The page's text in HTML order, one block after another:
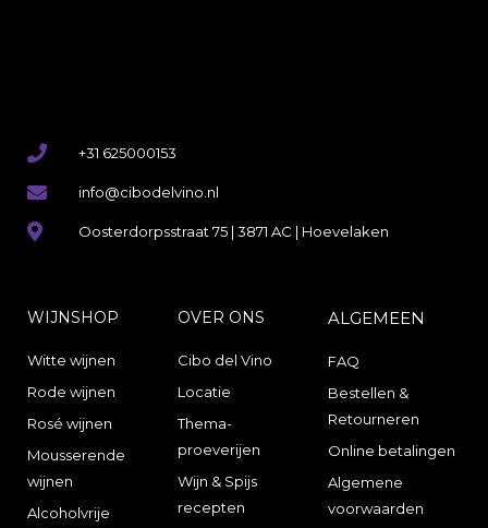
+31 625000153
info@cibodelvino.nl
Oosterdorpsstraat 75 | 3871 AC | Hoevelaken
WIJNSHOP
Witte wijnen
Rode wijnen
Rosé wijnen
Mousserende
wijnen
Alcoholvrije
OVER ONS
Cibo del Vino
Locatie
Thema-
proeverijen
Wijn & Spijs
recepten
ALGEMEEN
FAQ
Bestellen &
Retourneren
Online betalingen
Algemene
voorwaarden